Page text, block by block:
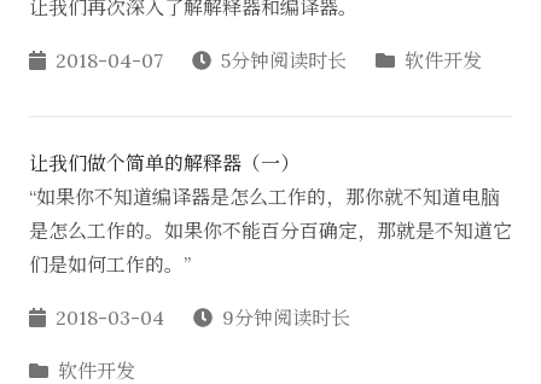
让我们再次深入了解解释器和编译器。
2018-04-07 5分钟阅读时长 软件开发
让我们做个简单的解释器（一）
“如果你不知道编译器是怎么工作的，那你就不知道电脑
是怎么工作的。如果你不能百分百确定，那就是不知道它
们是如何工作的。”
2018-03-04 9分钟阅读时长
软件开发